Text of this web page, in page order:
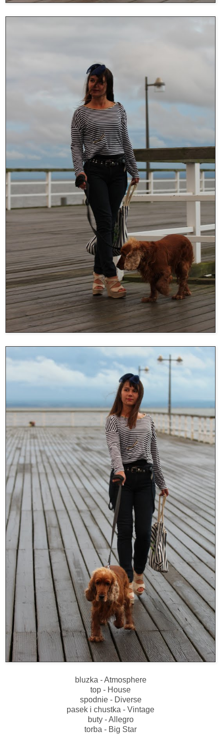
bluzka - Atmosphere
top - House
spodnie - Diverse
pasek i chustka - Vintage
buty - Allegro
torba - Big Star